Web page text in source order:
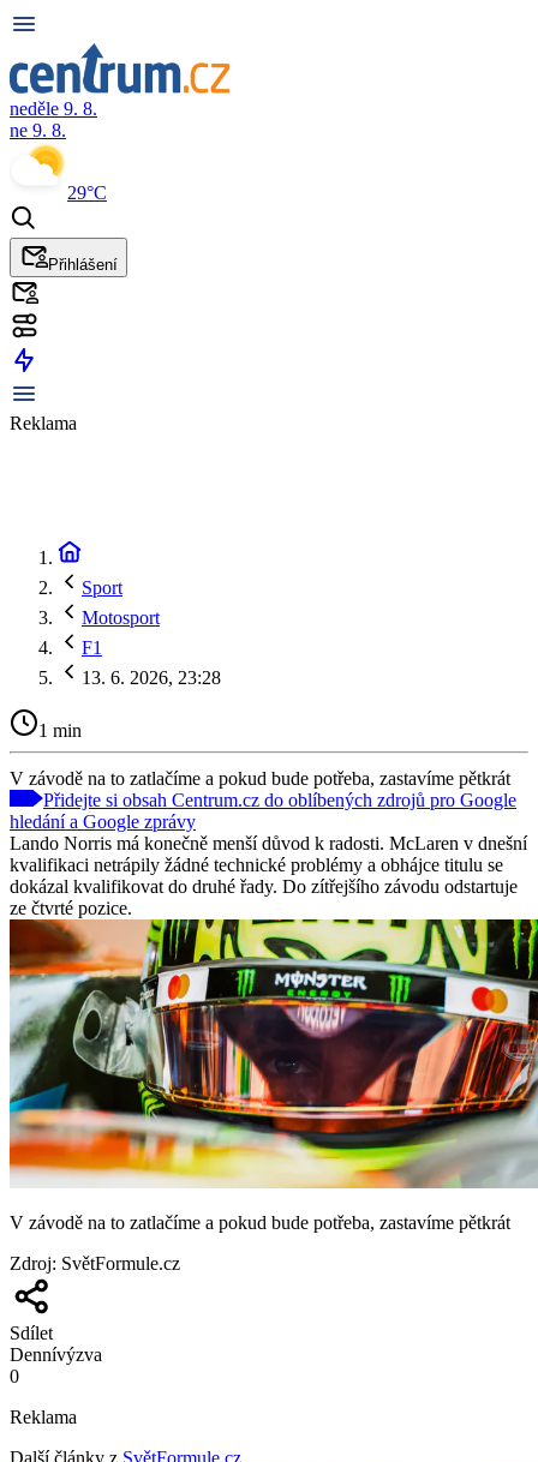
neděle 9. 8.
ne 9. 8.
29°C
Přihlášení
Reklama
Sport
Motosport
F1
13. 6. 2026, 23:28
1 min
V závodě na to zatlačíme a pokud bude potřeba, zastavíme pětkrát
Přidejte si obsah Centrum.cz do oblíbených zdrojů pro Google
hledání a Google zprávy
Lando Norris má konečně menší důvod k radosti. McLaren v dnešní
kvalifikaci netrápily žádné technické problémy a obhájce titulu se
dokázal kvalifikovat do druhé řady. Do zítřejšího závodu odstartuje
ze čtvrté pozice.
V závodě na to zatlačíme a pokud bude potřeba, zastavíme pětkrát
Zdroj: SvětFormule.cz
Sdílet
Dennívýzva
0
Reklama
Další články z SvětFormule.cz